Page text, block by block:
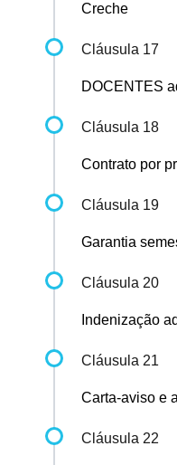
Creche
Cláusula 17
DOCENTES
Cláusula 18
Contrato por
Cláusula 19
Garantia
Cláusula 20
Indenização
Cláusula 21
Carta-aviso e
Cláusula 22